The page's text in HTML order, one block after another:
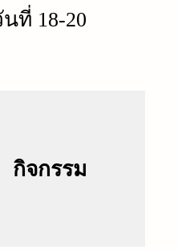
ที่ 18-20
กิจกรรม